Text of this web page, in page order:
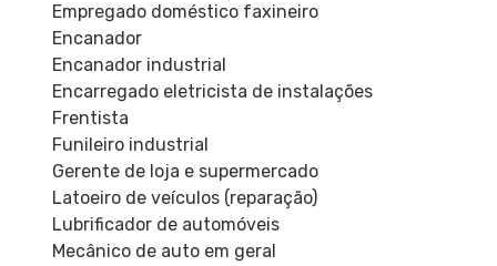
Empregado doméstico faxineiro
Encanador
Encanador industrial
Encarregado eletricista de instalações
Frentista
Funileiro industrial
Gerente de loja e supermercado
Latoeiro de veículos (reparação)
Lubrificador de automóveis
Mecânico de auto em geral